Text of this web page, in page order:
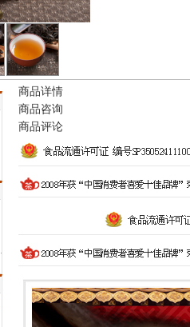
商品详情
商品咨询
商品评论